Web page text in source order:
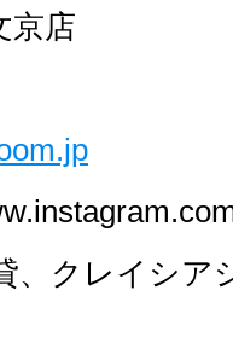
店
、クレイシア